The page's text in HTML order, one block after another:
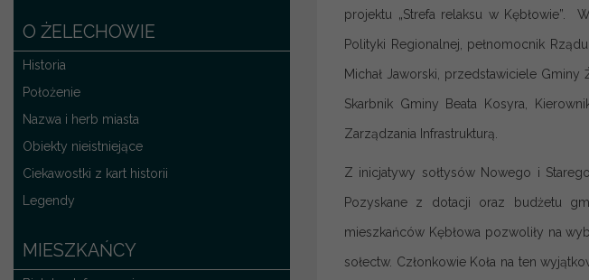
O ŻELECHOWIE
Historia
Położenie
Nazwa i herb miasta
Obiekty nieistniejące
Ciekawostki z kart historii
Legendy
MIESZKAŃCY
projektu „Strefa relaksu w
Polityki Regionalnej, pełnomocnik
Michał Jaworski, przedstawiciele
Skarbnik Gminy Beata Kosyra,
Zarządzania Infrastrukturą.
Z inicjatywy sołtysów Nowego i
Pozyskane z dotacji oraz budżetu
mieszkańców Kębłowa pozwoliły na
sołectw. Członkowie Koła na ten